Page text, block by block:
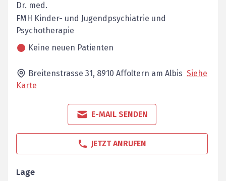
Dr. med.
FMH Kinder- und Jugendpsychiatrie und
Psychotherapie
Keine neuen Patienten
Breitenstrasse 31, 8910 Affoltern am Albis Siehe
Karte
E-MAIL SENDEN
JETZT ANRUFEN
Lage